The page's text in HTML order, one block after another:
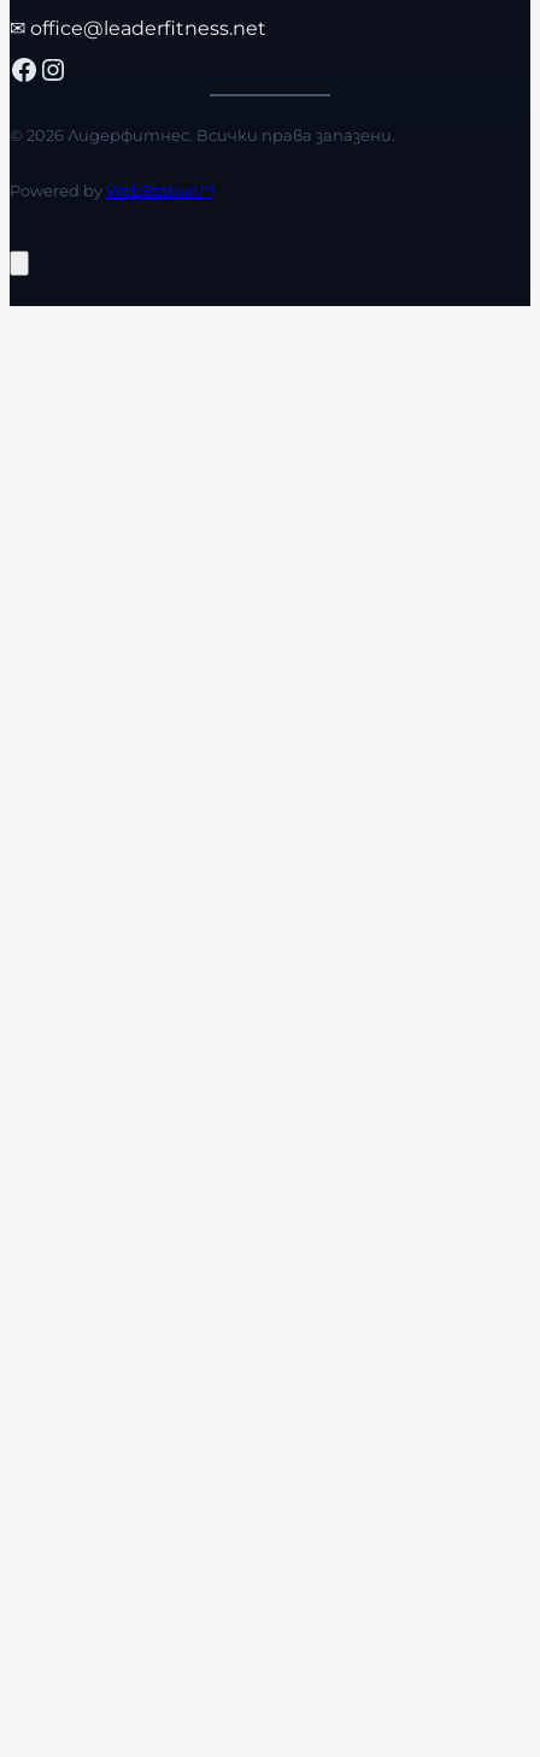
✉ office@leaderfitness.net
Facebook Instagram
© 2026 Лидерфитнес. Всички права запазени.
Powered byWebStation™